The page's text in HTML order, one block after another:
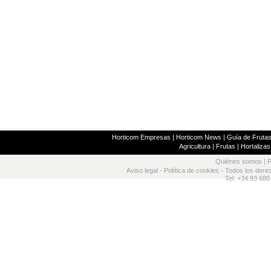
Horticom Empresas | Horticom News | Guía de
Agricultura| Frutas | Hortalizas
Quiénes somos
Aviso legal - Política de cookies - Todos los
Tel: +34 93